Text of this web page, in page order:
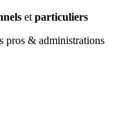
et particuliers
pros & administrations